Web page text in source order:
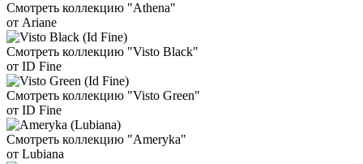
Смотреть коллекцию "Athena"
от Ariane
Смотреть коллекцию "Visto Black"
от ID Fine
Смотреть коллекцию "Visto Green"
от ID Fine
Смотреть коллекцию "Ameryka"
от Lubiana